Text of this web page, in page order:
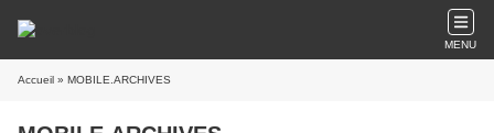
MENU
Accueil » MOBILE.ARCHIVES